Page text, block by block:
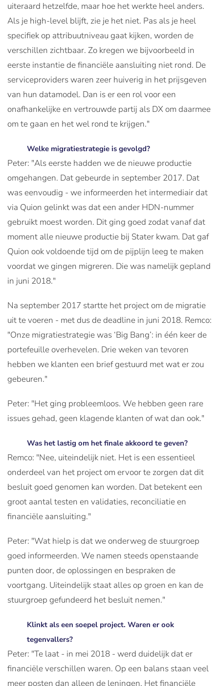
uiteraard hetzelfde, maar hoe het werkte heel anders.
Als je high-level blijft, zie je het niet. Pas als je heel
specifiek op attribuutniveau gaat kijken, worden de
verschillen zichtbaar. Zo kregen we bijvoorbeeld in
eerste instantie de financiële aansluiting niet rond. De
serviceproviders waren zeer huiverig in het prijsgeven
van hun datamodel. Dan is er een rol voor een
onafhankelijke en vertrouwde partij als DX om daarmee
om te gaan en het wel rond te krijgen."
Welke migratiestrategie is gevolgd?
Peter: "Als eerste hadden we de nieuwe productie
omgehangen. Dat gebeurde in september 2017. Dat
was eenvoudig - we informeerden het intermediair dat
via Quion gelinkt was dat een ander HDN-nummer
gebruikt moest worden. Dit ging goed zodat vanaf dat
moment alle nieuwe productie bij Stater kwam. Dat gaf
Quion ook voldoende tijd om de pijplijn leeg te maken
voordat we gingen migreren. Die was namelijk gepland
in juni 2018."
Na september 2017 startte het project om de migratie
uit te voeren - met dus de deadline in juni 2018. Remco:
"Onze migratiestrategie was ‘Big Bang’: in één keer de
portefeuille overhevelen. Drie weken van tevoren
hebben we klanten een brief gestuurd met wat er zou
gebeuren."
Peter: "Het ging probleemloos. We hebben geen rare
issues gehad, geen klagende klanten of wat dan ook."
Was het lastig om het finale akkoord te geven?
Remco: "Nee, uiteindelijk niet. Het is een essentieel
onderdeel van het project om ervoor te zorgen dat dit
besluit goed genomen kan worden. Dat betekent een
groot aantal testen en validaties, reconciliatie en
financiële aansluiting."
Peter: "Wat hielp is dat we onderweg de stuurgroep
goed informeerden. We namen steeds openstaande
punten door, de oplossingen en bespraken de
voortgang. Uiteindelijk staat alles op groen en kan de
stuurgroep gefundeerd het besluit nemen."
Klinkt als een soepel project. Waren er ook
tegenvallers?
Peter: "Te laat - in mei 2018 - werd duidelijk dat er
financiële verschillen waren. Op een balans staan veel
meer posten dan alleen de leningen. Het financiële